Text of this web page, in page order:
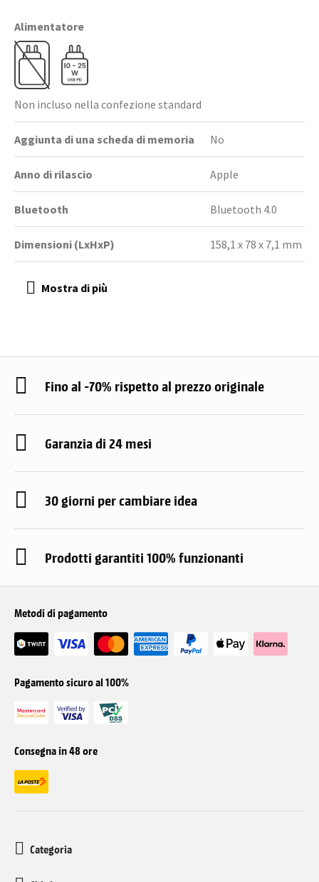
Alimentatore
Non incluso nella confezione standard
Aggiunta di una scheda di memoria No
Anno di rilascio Apple
Bluetooth Bluetooth 4.0
Dimensioni (LxHxP) 158,1 x 78 x 7,1 mm
Fino al -70% rispetto al prezzo originale
Garanzia di 24 mesi
30 giorni per cambiare idea
Prodotti garantiti 100% funzionanti
Metodi di pagamento
Pagamento sicuro al 100%
Consegna in 48 ore
Categoria